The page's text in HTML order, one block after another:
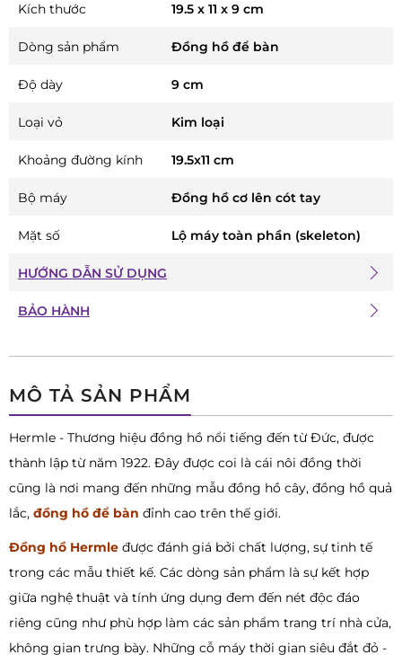
MÔ TẢ SẢN PHẨM
Hermle - Thương hiệu đồng hồ nổi tiếng đến từ Đức, được
thành lập từ năm 1922. Đây được coi là cái nôi đồng thời
cũng là nơi mang đến những mẫu đồng hồ cây, đồng hồ quả
lắc, đồng hồ để bàn đỉnh cao trên thế giới.
Đồng hồ Hermle được đánh giá bởi chất lượng, sự tinh tế
trong các mẫu thiết kế. Các dòng sản phẩm là sự kết hợp
giữa nghệ thuật và tính ứng dụng đem đến nét độc đáo
riêng cũng như phù hợp làm các sản phẩm trang trí nhà cửa,
không gian trưng bày. Những cỗ máy thời gian siêu đắt đỏ -
Kích thước 19.5 x 11 x 9 cm
Dòng sản phẩm Đồng hồ để bàn
Độ dày 9 cm
Loại vỏ Kim loại
Khoảng đường kính 19.5x11 cm
Bộ máy Đồng hồ cơ lên cót tay
Mặt số Lộ máy toàn phần (skeleton)
HƯỚNG DẪN SỬ DỤNG
BẢO HÀNH